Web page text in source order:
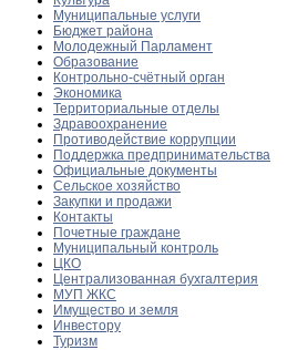
Муниципальные услуги
Бюджет района
Молодежный Парламент
Образование
Контрольно-счётный орган
Экономика
Территориальные отделы
Здравоохранение
Противодействие коррупции
Поддержка предпринимательства
Официальные документы
Сельское хозяйство
Закупки и продажи
Контакты
Почетные граждане
Муниципальный контроль
ЦКО
Централизованная бухгалтерия
МУП ЖКС
Имущество и земля
Инвестору
Туризм